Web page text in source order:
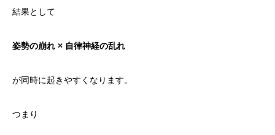
結果として
姿勢の崩れ × 自律神経の乱れ
が同時に起きやすくなります。
つまり